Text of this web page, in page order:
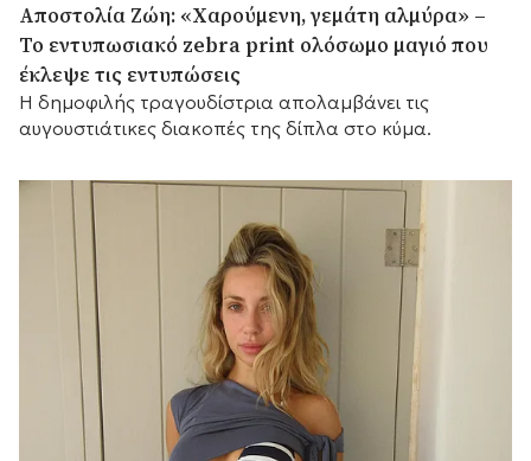
Αποστολία Ζώη: «Χαρούμενη, γεμάτη αλμύρα» –
Το εντυπωσιακό zebra print ολόσωμο μαγιό που
έκλεψε τις εντυπώσεις
Η δημοφιλής τραγουδίστρια απολαμβάνει τις
αυγουστιάτικες διακοπές της δίπλα στο κύμα.